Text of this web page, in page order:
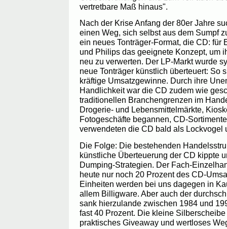
vertretbare Maß hinaus".
Nach der Krise Anfang der 80er Jahre
einen Weg, sich selbst aus dem Sumpf
ein neues Tonträger-Format, die CD: für
und Philips das geeignete Konzept, um
neu zu verwerten. Der LP-Markt wurde
neue Tonträger künstlich überteuert: So
kräftige Umsatzgewinne. Durch ihre
Handlichkeit war die CD zudem wie
traditionellen Branchengrenzen im
Drogerie- und Lebensmittelmärkte,
Fotogeschäfte begannen, CD-
verwendeten die CD bald als Lockvogel
Die Folge: Die bestehenden
künstliche Überteuerung der CD kippte
Dumping-Strategien. Der Fach-
heute nur noch 20 Prozent des CD-
Einheiten werden bei uns dagegen in
allem Billigware. Aber auch der
sank hierzulande zwischen 1984 und
fast 40 Prozent. Die kleine
praktisches Giveaway und wertloses